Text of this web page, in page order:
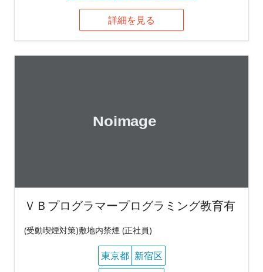
詳細を見る
ＶＢプログラマープログラミング教育有
(受動喫煙対策)敷地内禁煙 (正社員)
東京都 新宿区